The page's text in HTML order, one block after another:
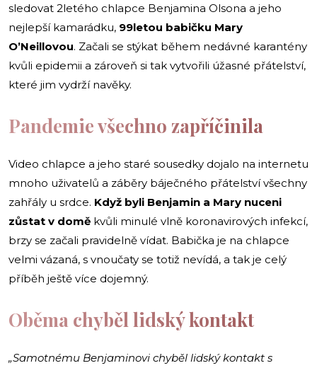
sledovat 2letého chlapce Benjamina Olsona a jeho
nejlepší kamarádku, 99letou babičku Mary
O’Neillovou. Začali se stýkat během nedávné karantény
kvůli epidemii a zároveň si tak vytvořili úžasné přátelství,
které jim vydrží navěky.
Pandemie všechno zapříčinila
Video chlapce a jeho staré sousedky dojalo na internetu
mnoho uživatelů a záběry báječného přátelství všechny
zahřály u srdce. Když byli Benjamin a Mary nuceni
zůstat v domě kvůli minulé vlně koronavirových infekcí,
brzy se začali pravidelně vídat. Babička je na chlapce
velmi vázaná, s vnoučaty se totiž nevídá, a tak je celý
příběh ještě více dojemný.
Oběma chyběl lidský kontakt
„Samotnému Benjaminovi chyběl lidský kontakt s